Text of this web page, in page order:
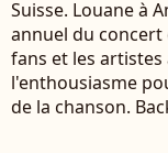
Suisse. Louane à
annuel du concert
fans et les
l'enthousiasme
de la chanson.